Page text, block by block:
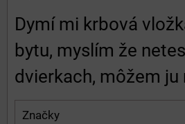
Dymí mi krbová
bytu, myslím že
dvierkach, môžem ju
Značky